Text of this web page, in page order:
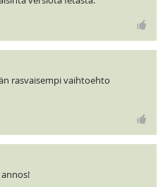
rasvaisempi vaihtoehto